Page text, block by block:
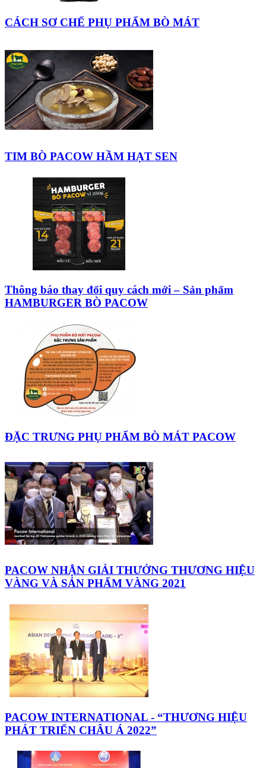
CÁCH SƠ CHẾ PHỤ PHẨM BÒ MÁT
TIM BÒ PACOW HẦM HẠT SEN
Thông báo thay đổi quy cách mới – Sản phẩm
HAMBURGER BÒ PACOW
ĐẶC TRƯNG PHỤ PHẨM BÒ MÁT PACOW
PACOW NHẬN GIẢI THƯỞNG THƯƠNG HIỆU
VÀNG VÀ SẢN PHẨM VÀNG 2021
PACOW INTERNATIONAL - “THƯƠNG HIỆU
PHÁT TRIỂN CHÂU Á 2022”